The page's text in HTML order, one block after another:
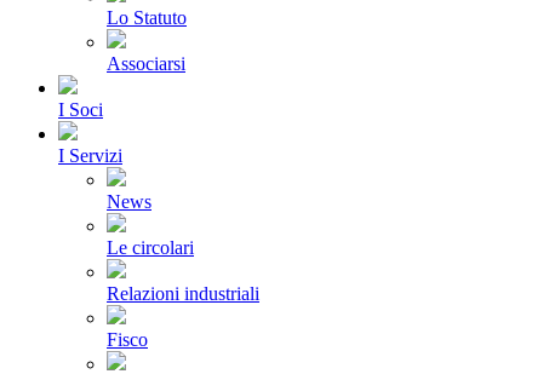
Lo Statuto
Associarsi
I Soci
I Servizi
News
Le circolari
Relazioni industriali
Fisco